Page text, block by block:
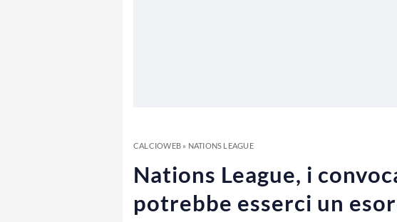
CALCIOWEB» NATIONS LEAGUE
Nations League, i
potrebbe esserci un